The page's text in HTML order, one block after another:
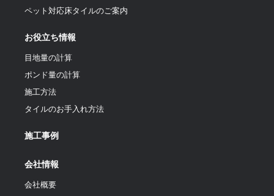
ペット対応床タイルのご案内
お役立ち情報
目地量の計算
ポンド量の計算
施工方法
タイルのお手入れ方法
施工事例
会社情報
会社概要